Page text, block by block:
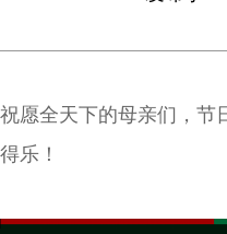
祝愿全天下的母亲们，节
得乐！